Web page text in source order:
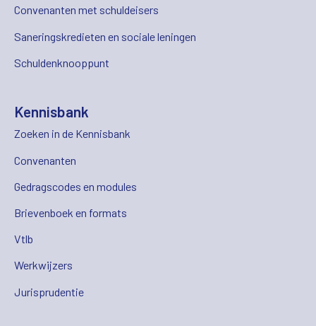
Convenanten met schuldeisers
Saneringskredieten en sociale leningen
Schuldenknooppunt
Kennisbank
Zoeken in de Kennisbank
Convenanten
Gedragscodes en modules
Brievenboek en formats
Vtlb
Werkwijzers
Jurisprudentie